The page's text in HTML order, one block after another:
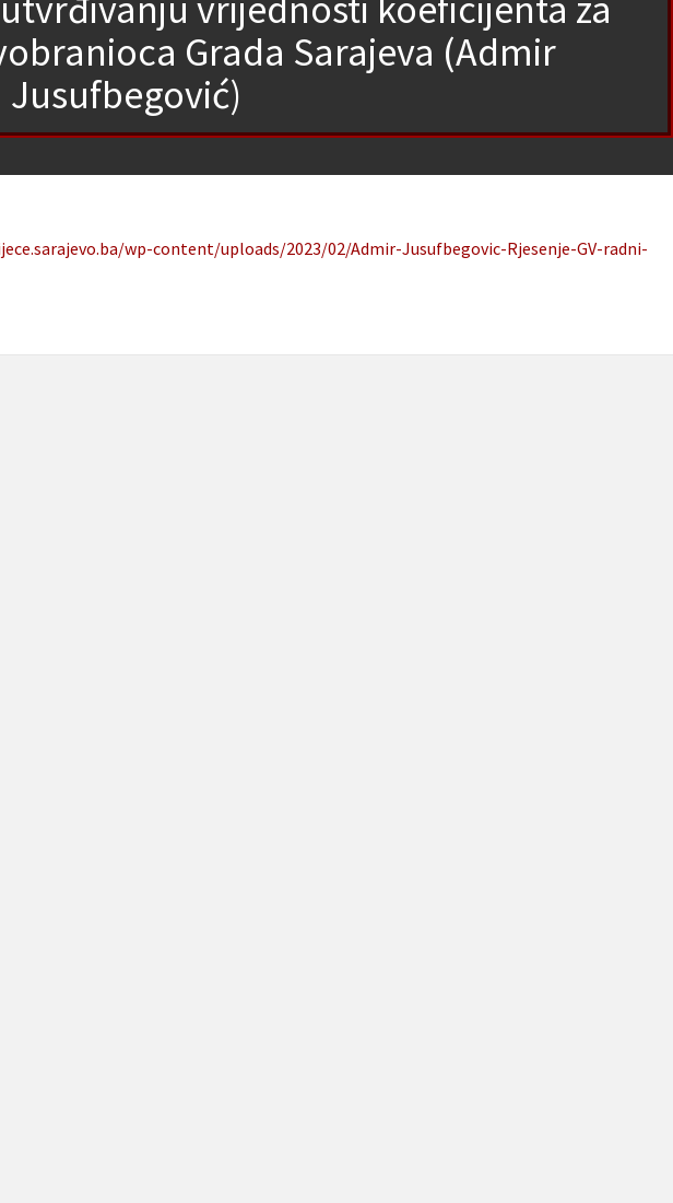
Grada Sarajeva (Admir
Jusufbegović)
wp-content/uploads/2023/02/Admir-Jusufbegovic-Rjesenje-GV-radni-